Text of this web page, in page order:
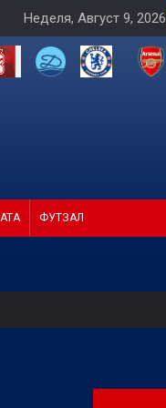
Неделя, Август 9, 2026
ФУТЗАЛ